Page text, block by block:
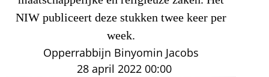
NIW publiceert deze stukken twee keer per
week.
Opperrabbijn Binyomin Jacobs
28 april 2022 00:00